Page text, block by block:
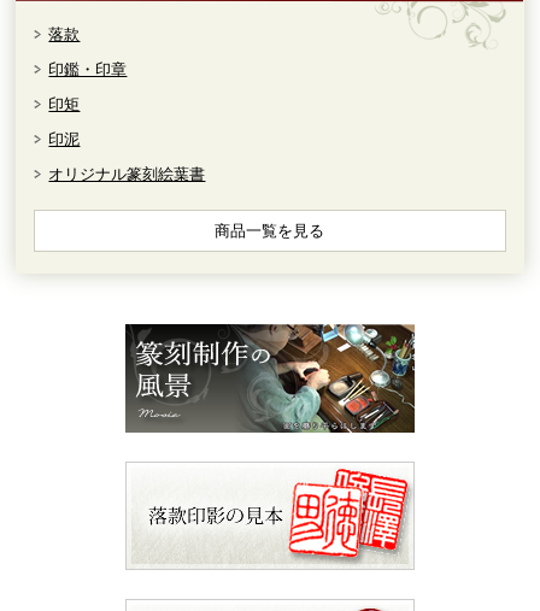
落款
印鑑・印章
印矩
印泥
オリジナル篆刻絵葉書
商品一覧を見る